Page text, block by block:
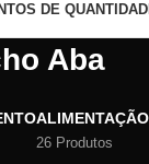
DE
Aba
ALIMENTAÇÃO
26 Produtos